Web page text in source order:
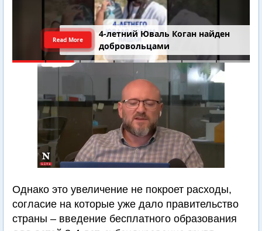
4-летний Юваль Коган найден
добровольцами
Read More
Однако это увеличение не покроет расходы,
согласие на которые уже дало правительство
страны – введение бесплатного образования